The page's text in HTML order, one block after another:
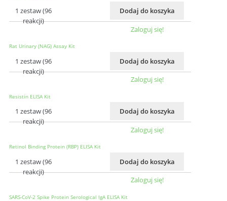
1 zestaw (96
reakcji)
Dodaj do koszyka
Rat Urinary (NAG) Assay Kit
1 zestaw (96
reakcji)
Zaloguj się!
Dodaj do koszyka
Resistin ELISA Kit
1 zestaw (96
reakcji)
Zaloguj się!
Dodaj do koszyka
Retinol Binding Protein (RBP) ELISA Kit
1 zestaw (96
reakcji)
Zaloguj się!
Dodaj do koszyka
SARS-CoV-2 Spike Protein Serological IgA ELISA Kit
Zaloguj się!